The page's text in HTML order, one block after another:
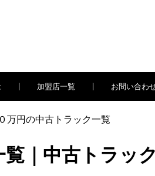
加盟店一覧 お問い合わ
万円の中古トラック一覧
｜中古トラッ